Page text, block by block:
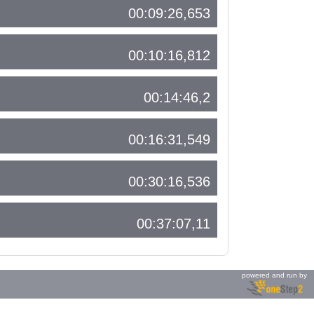
00:09:26,653
00:10:16,812
00:14:46,2
00:16:31,549
00:30:16,536
00:37:07,11
powered and run by